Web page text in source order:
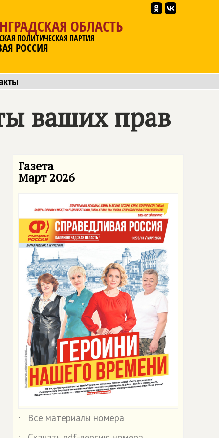
ОБЛАСТЬ
ПОЛИТИЧЕСКАЯ ПАРТИЯ
РОССИЯ
ваших прав
Газета
Март 2026
˙
Все материалы номера